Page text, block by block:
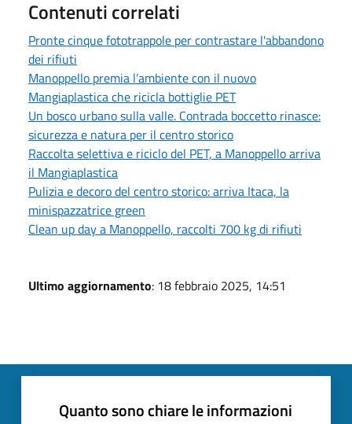
Contenuti correlati
Pronte cinque fototrappole per contrastare l'abbandono
dei rifiuti
Manoppello premia l’ambiente con il nuovo
Mangiaplastica che ricicla bottiglie PET
Un bosco urbano sulla valle. Contrada boccetto rinasce:
sicurezza e natura per il centro storico
Raccolta selettiva e riciclo del PET, a Manoppello arriva
il Mangiaplastica
Pulizia e decoro del centro storico: arriva Itaca, la
minispazzatrice green
Clean up day a Manoppello, raccolti 700 kg di rifiuti
Ultimo aggiornamento: 18 febbraio 2025, 14:51
Quanto sono chiare le informazioni